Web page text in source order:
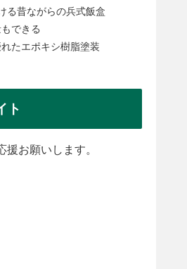
る昔ながらの兵式飯盒
できる
たエポキシ樹脂塗装
ト
援お願いします。